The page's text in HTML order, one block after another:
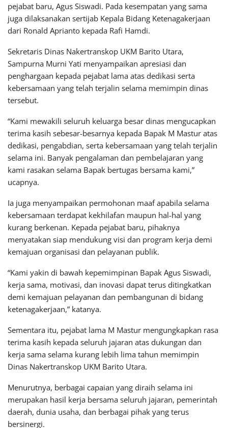
pejabat baru, Agus Siswadi. Pada kesempatan yang sama
juga dilaksanakan sertijab Kepala Bidang Ketenagakerjaan
dari Ronald Aprianto kepada Rafi Hamdi.
Sekretaris Dinas Nakertranskop UKM Barito Utara,
Sampurna Murni Yati menyampaikan apresiasi dan
penghargaan kepada pejabat lama atas dedikasi serta
kebersamaan yang telah terjalin selama memimpin dinas
tersebut.
“Kami mewakili seluruh keluarga besar dinas mengucapkan
terima kasih sebesar-besarnya kepada Bapak M Mastur atas
dedikasi, pengabdian, serta kebersamaan yang telah terjalin
selama ini. Banyak pengalaman dan pembelajaran yang
kami rasakan selama Bapak bertugas bersama kami,”
ucapnya.
Ia juga menyampaikan permohonan maaf apabila selama
kebersamaan terdapat kekhilafan maupun hal-hal yang
kurang berkenan. Kepada pejabat baru, pihaknya
menyatakan siap mendukung visi dan program kerja demi
kemajuan organisasi dan pelayanan publik.
“Kami yakin di bawah kepemimpinan Bapak Agus Siswadi,
kerja sama, motivasi, dan inovasi dapat terus ditingkatkan
demi kemajuan pelayanan dan pembangunan di bidang
ketenagakerjaan,” katanya.
Sementara itu, pejabat lama M Mastur mengungkapkan rasa
terima kasih kepada seluruh jajaran atas dukungan dan
kerja sama selama kurang lebih lima tahun memimpin
Dinas Nakertranskop UKM Barito Utara.
Menurutnya, berbagai capaian yang diraih selama ini
merupakan hasil kerja bersama seluruh jajaran, pemerintah
daerah, dunia usaha, dan berbagai pihak yang terus
bersinergi.